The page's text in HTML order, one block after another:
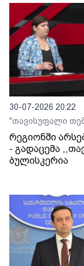
30-07-2026 20:22
"თავისუფალი
რეგიონში
- გადაცემა
ბულისკერია